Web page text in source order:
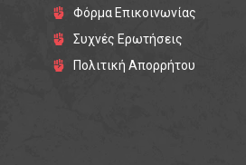
Φόρμα Επικοινωνίας
Συχνές Ερωτήσεις
Πολιτική Απορρήτου